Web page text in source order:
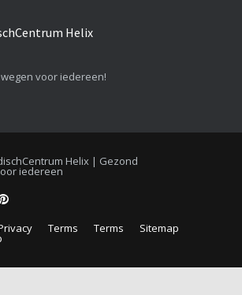
Helix
voor iedereen!
Helix | Gezond
iedereen
Terms Terms Sitemap